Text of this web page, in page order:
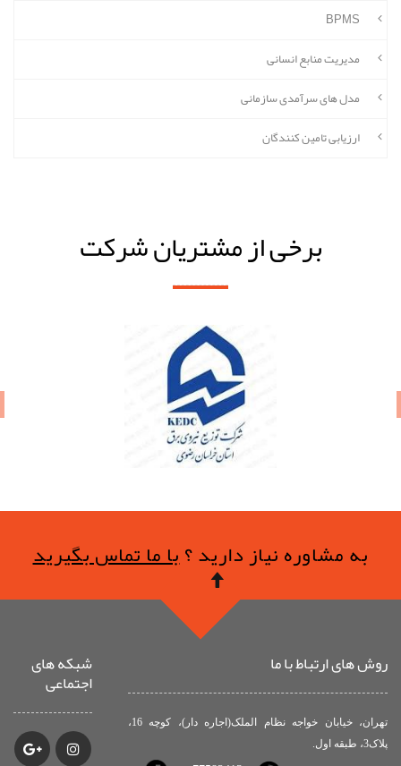
BPMS
مدیریت منابع انسانی
مدل های سرآمدی سازمانی
ارزیابی تامین کنندگان
برخی از مشتریان شرکت
به مشاوره نیاز دارید ؟با ما تماس بگیرید
روش های ارتباط با ما
تهران، خیابان خواجه نظام الملک(اجاره دار)، کوچه 16،
پلاک3، طبقه اول.
شبکه های
اجتماعی